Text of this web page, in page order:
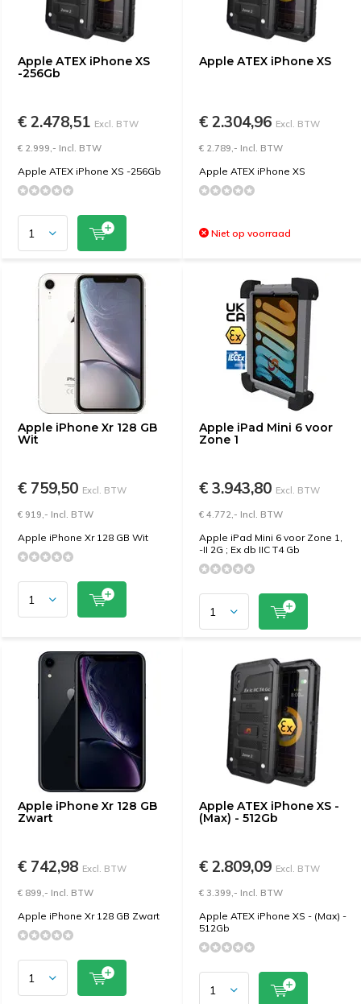
Apple ATEX iPhone XS
-256Gb
€ 2.478,51 Excl. BTW
€ 2.999,- Incl. BTW
Apple ATEX iPhone XS -256Gb
Apple ATEX iPhone XS
€ 2.304,96 Excl. BTW
€ 2.789,- Incl. BTW
Apple ATEX iPhone XS
Niet op voorraad
Apple iPhone Xr 128 GB
Wit
€ 759,50 Excl. BTW
€ 919,- Incl. BTW
Apple iPhone Xr 128 GB Wit
Apple iPad Mini 6 voor
Zone 1
€ 3.943,80 Excl. BTW
€ 4.772,- Incl. BTW
Apple iPad Mini 6 voor Zone 1,
-II 2G ; Ex db IIC T4 Gb
Apple iPhone Xr 128 GB
Zwart
€ 742,98 Excl. BTW
€ 899,- Incl. BTW
Apple iPhone Xr 128 GB Zwart
Apple ATEX iPhone XS -
(Max) - 512Gb
€ 2.809,09 Excl. BTW
€ 3.399,- Incl. BTW
Apple ATEX iPhone XS - (Max) -
512Gb